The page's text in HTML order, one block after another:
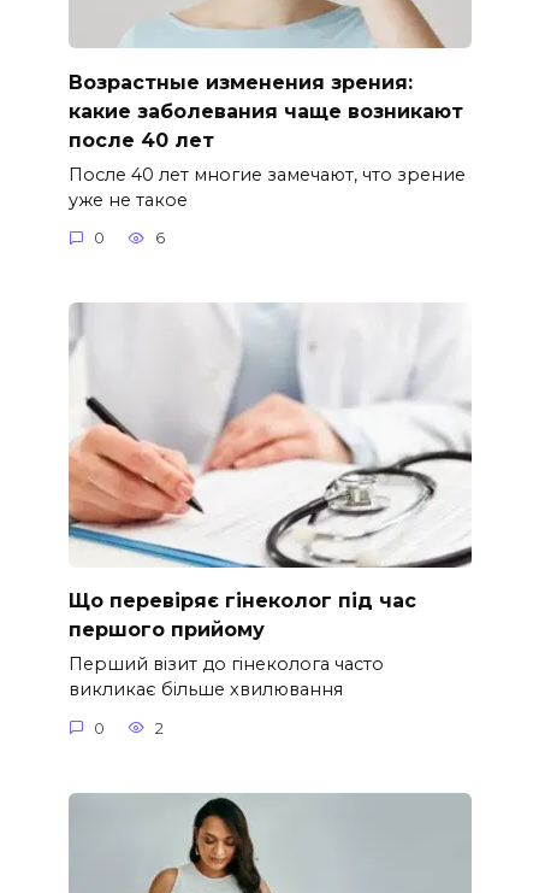
Возрастные изменения зрения:
какие заболевания чаще возникают
после 40 лет
После 40 лет многие замечают, что зрение
уже не такое
0 6
Що перевіряє гінеколог під час
першого прийому
Перший візит до гінеколога часто
викликає більше хвилювання
0 2